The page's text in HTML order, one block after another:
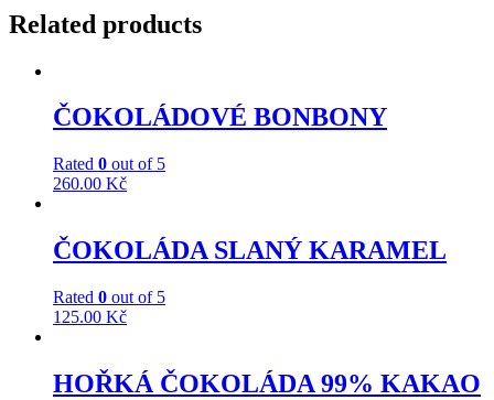
Related products
ČOKOLÁDOVÉ BONBONY
Rated 0 out of 5
260.00 Kč
ČOKOLÁDA SLANÝ KARAMEL
Rated 0 out of 5
125.00 Kč
HOŘKÁ ČOKOLÁDA 99% KAKAO